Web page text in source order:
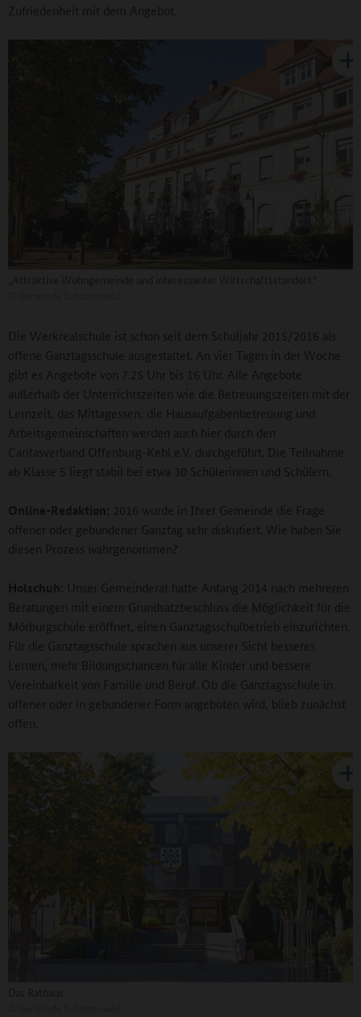
Zufriedenheit mit dem Angebot.
Die Werkrealschule ist schon seit dem Schuljahr 2015/2016 als
offene Ganztagsschule ausgestaltet. An vier Tagen in der Woche
gibt es Angebote von 7.25 Uhr bis 16 Uhr. Alle Angebote
außerhalb der Unterrichtszeiten wie die Betreuungszeiten mit der
Lernzeit, das Mittagessen, die Hausaufgabenbetreuung und
Arbeitsgemeinschaften werden auch hier durch den
Caritasverband Offenburg-Kehl e.V. durchgeführt. Die Teilnahme
ab Klasse 5 liegt stabil bei etwa 30 Schülerinnen und Schülern.
Online-Redaktion:
2016 wurde in Ihrer Gemeinde die Frage
offener oder gebundener Ganztag sehr diskutiert. Wie haben Sie
diesen Prozess wahrgenommen?
Holschuh: Unser Gemeinderat hatte Anfang 2014 nach mehreren
Beratungen mit einem Grundsatzbeschluss die Möglichkeit für die
Mörburgschule eröffnet, einen Ganztagsschulbetrieb einzurichten.
Für die Ganztagsschule sprachen aus unserer Sicht besseres
Lernen, mehr Bildungschancen für alle Kinder und bessere
Vereinbarkeit von Familie und Beruf. Ob die Ganztagsschule in
offener oder in gebundener Form angeboten wird, blieb zunächst
offen.